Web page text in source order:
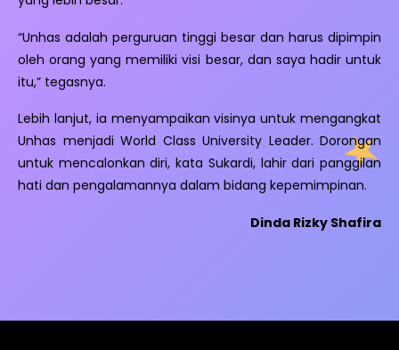
“Unhas adalah perguruan tinggi besar dan harus dipimpin
oleh orang yang memiliki visi besar, dan saya hadir untuk
itu,” tegasnya.
Lebih lanjut, ia menyampaikan visinya untuk mengangkat
Unhas menjadi World Class University Leader. Dorongan
untuk mencalonkan diri, kata Sukardi, lahir dari panggilan
hati dan pengalamannya dalam bidang kepemimpinan.
Dinda Rizky Shafira